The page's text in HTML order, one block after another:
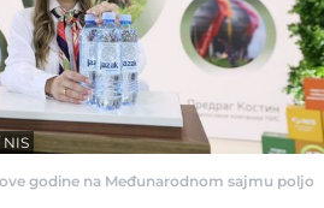
godine na Međunarodnom sajmu